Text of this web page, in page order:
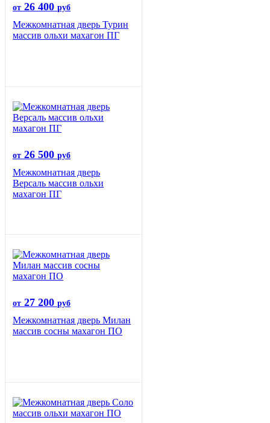
от 26 400 руб
Межкомнатная дверь Турин
массив ольхи махагон ПГ
от 26 500 руб
Межкомнатная дверь
Версаль массив ольхи
махагон ПГ
от 27 200 руб
Межкомнатная дверь Милан
массив сосны махагон ПО